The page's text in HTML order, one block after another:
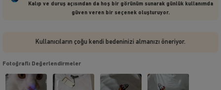
Kalıp ve duruş açısından da hoş bir görünüm sunarak günlük kullanımda
güven veren bir seçenek oluşturuyor.
Kullanıcıların çoğu kendi bedeninizi almanızı öneriyor.
Fotoğraflı Değerlendirmeler